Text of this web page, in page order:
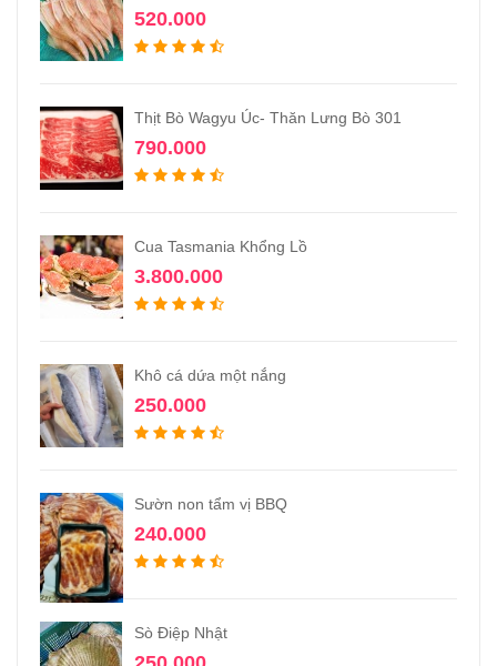
520.000
Thịt Bò Wagyu Úc- Thăn Lưng Bò 301
790.000
Cua Tasmania Khổng Lồ
3.800.000
Khô cá dứa một nắng
250.000
Sườn non tẩm vị BBQ
240.000
Sò Điệp Nhật